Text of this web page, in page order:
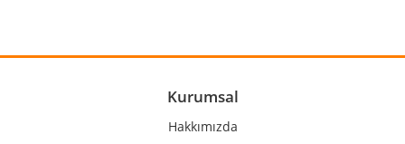
Ürün açıklamasında eksik bilgiler bulunuyor.
Ürün bilgilerinde hatalar bulunuyor.
Kurumsal
Hakkımızda